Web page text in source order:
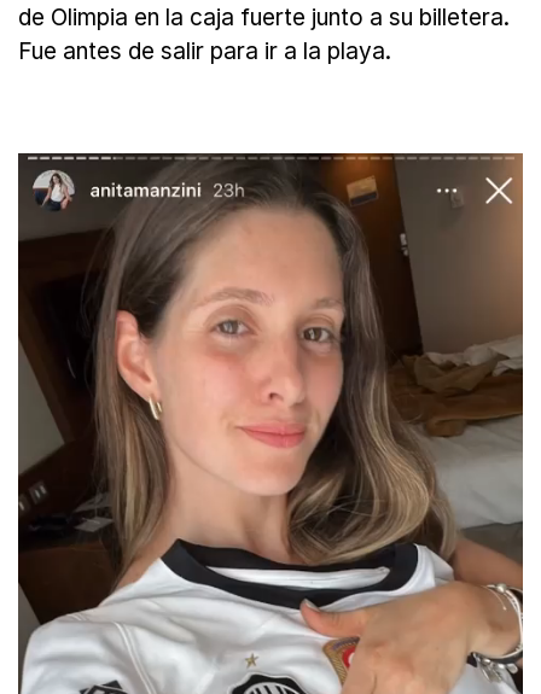
de Olimpia en la caja fuerte junto a su billetera.
Fue antes de salir para ir a la playa.